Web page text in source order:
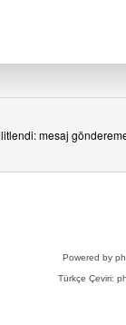
mesaj
Powered by
Türkçe Çeviri: